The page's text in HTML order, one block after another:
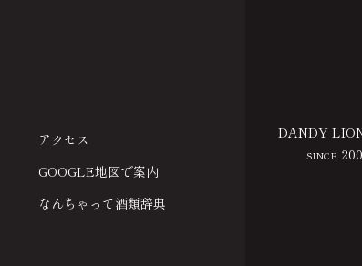
アクセス
GOOGLE地図で案内
なんちゃって酒類辞典
DANDY
SINCE